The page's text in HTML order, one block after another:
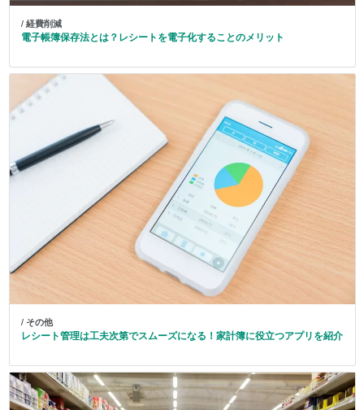
/ 経費削減
電子帳簿保存法とは？レシートを電子化することのメリット
/ その他
レシート管理は工夫次第でスムーズになる！家計簿に役立つアプリを紹介